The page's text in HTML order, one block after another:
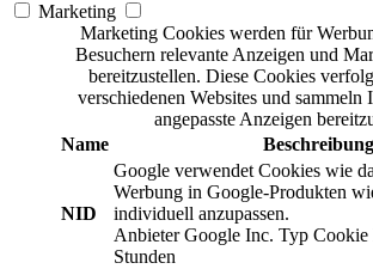
Marketing
Marketing Cookies werden für
Besuchern relevante Anzeigen und
bereitzustellen. Diese Cookies
verschiedenen Websites und sammeln
angepasste Anzeigen
Name
Beschreibung
NID
Google verwendet Cookies wie
Werbung in Google-Produkten
individuell anzupassen.
Anbieter Google Inc. Typ Cookie
Stunden